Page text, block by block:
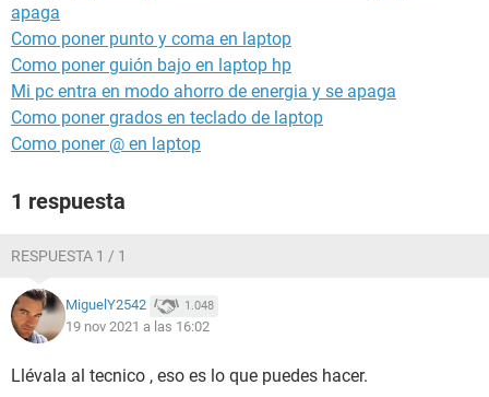
apaga
Como poner punto y coma en laptop
Como poner guión bajo en laptop hp
Mi pc entra en modo ahorro de energia y se apaga
Como poner grados en teclado de laptop
Como poner @ en laptop
1 respuesta
RESPUESTA 1 / 1
MiguelY2542 1.048
19 nov 2021 a las 16:02
Llévala al tecnico , eso es lo que puedes hacer.